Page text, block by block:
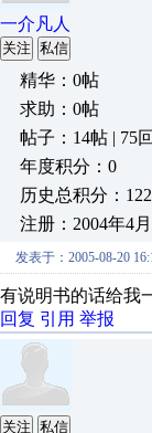
一介凡人
关注 私信
精华：0帖
求助：0帖
帖子：14帖 | 75回
年度积分：0
历史总积分：122
注册：2004年4月
发表于：2005-08-20
有说明书的话给我
回复 引用 举报
关注 私信